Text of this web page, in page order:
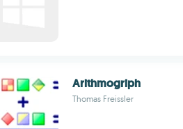
Arithmogriph
Thomas Freissler